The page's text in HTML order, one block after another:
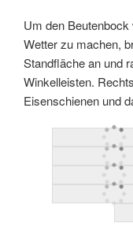
Um den
Wetter zu machen,
Standfläche an und
Winkelleisten.
Eisenschienen und